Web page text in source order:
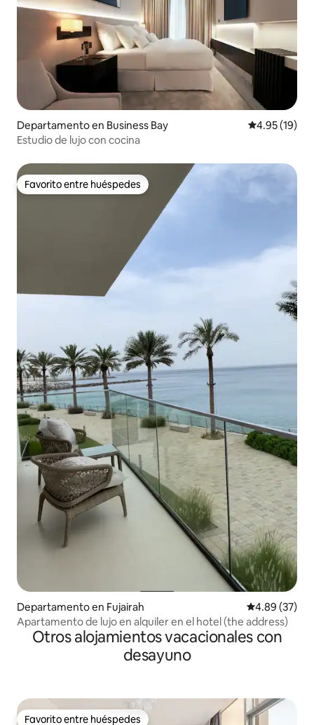
Departamento en Business Bay Calificación
4.95 (19)
Estudio de lujo con cocina
Favorito entre huéspedes
Favorito entre huéspedes
Departamento en Fujairah Calificación
4.89 (37)
Apartamento de lujo en alquiler en el hotel (the address)
Otros alojamientos vacacionales con
desayuno
Favorito entre huéspedes